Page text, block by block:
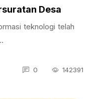
Desa
teknologi telah
0 142391